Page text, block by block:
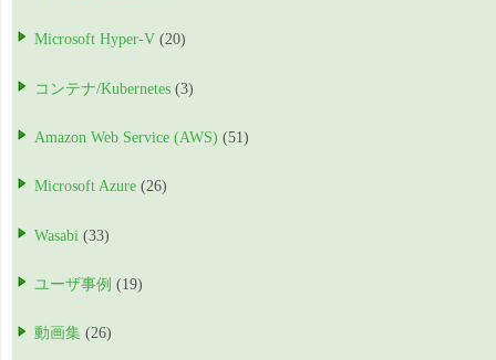
Microsoft Hyper-V (20)
コンテナ/Kubernetes (3)
Amazon Web Service (AWS) (51)
Microsoft Azure (26)
Wasabi (33)
ユーザ事例 (19)
動画集 (26)